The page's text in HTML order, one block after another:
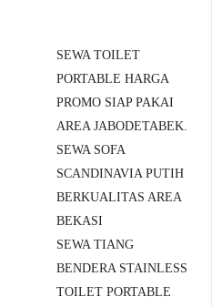
SEWA TOILET
PORTABLE HARGA
PROMO SIAP PAKAI
AREA JABODETABEK.
SEWA SOFA
SCANDINAVIA PUTIH
BERKUALITAS AREA
BEKASI
SEWA TIANG
BENDERA STAINLESS
TOILET PORTABLE